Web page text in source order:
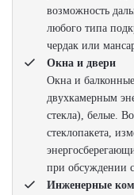
возможность
любого типа
чердак или
Окна и двери
Окна и
двухкамерным
стекла), белые.
стеклопакета,
при обсуждении
Инженерные